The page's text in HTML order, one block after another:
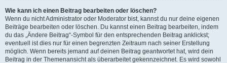
Wie kann ich einen Beitrag bearbeiten oder löschen?
Wenn du nicht Administrator oder Moderator bist, kannst du nur deine eigenen
Beiträge bearbeiten oder löschen. Du kannst einen Beitrag bearbeiten, indem
du das „Ändere Beitrag“-Symbol für den entsprechenden Beitrag anklickst;
eventuell ist dies nur für einen begrenzten Zeitraum nach seiner Erstellung
möglich. Wenn bereits jemand auf deinen Beitrag geantwortet hat, wird dein
Beitrag in der Themenansicht als überarbeitet gekennzeichnet. Es wird sowohl